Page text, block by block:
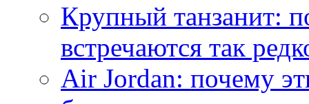
Крупный танзанит:
встречаются так
Air Jordan: почему